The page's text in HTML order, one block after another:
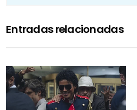
Entradas relacionadas